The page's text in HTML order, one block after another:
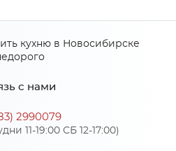
Столица мебели
Холст натуральный/Венге
МДФ
с нами
2990079
11-19:00 СБ 12-17:00)